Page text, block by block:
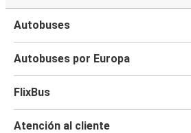
Autobuses
Autobuses por Europa
FlixBus
Atención al cliente